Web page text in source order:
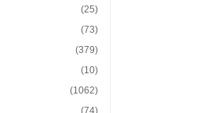
(25)
(73)
(379)
(10)
(1062)
(74)